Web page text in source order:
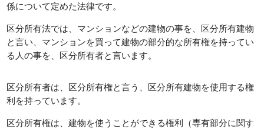
係について定めた法律です。
区分所有法では、マンションなどの建物の事を、区分所有建物
と言い、マンションを買って建物の部分的な所有権を持ってい
る人の事を、区分所有者と言います。
区分所有者は、区分所有権と言う、区分所有建物を使用する権
利を持っています。
区分所有権は、建物を使うことができる権利（専有部分に関す